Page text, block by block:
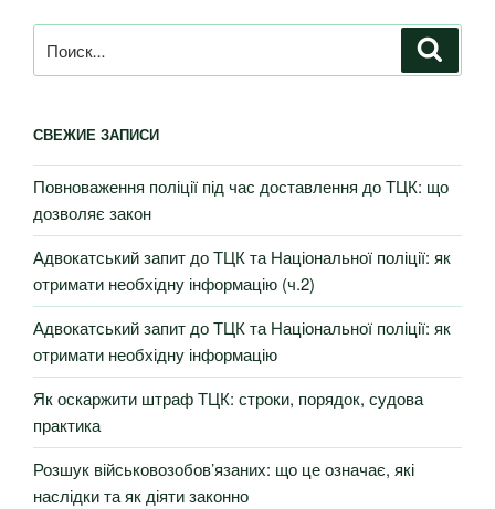
СВЕЖИЕ ЗАПИСИ
Повноваження поліції під час доставлення до ТЦК: що
дозволяє закон
Адвокатський запит до ТЦК та Національної поліції: як
отримати необхідну інформацію (ч.2)
Адвокатський запит до ТЦК та Національної поліції: як
отримати необхідну інформацію
Як оскаржити штраф ТЦК: строки, порядок, судова
практика
Розшук військовозобов’язаних: що це означає, які
наслідки та як діяти законно